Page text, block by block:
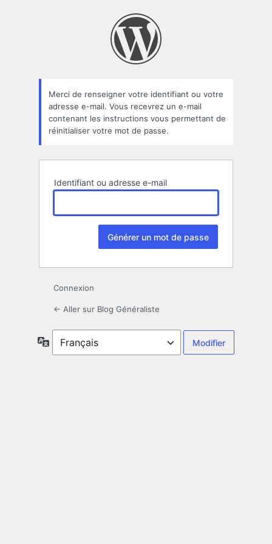
oublié
Merci de renseigner votre identifiant ou votre
adresse e-mail. Vous recevrez un e-mail
contenant les instructions vous permettant de
réinitialiser votre mot de passe.
Identifiant ou adresse e-mail
Connexion
← Aller sur Blog Généraliste
Langue